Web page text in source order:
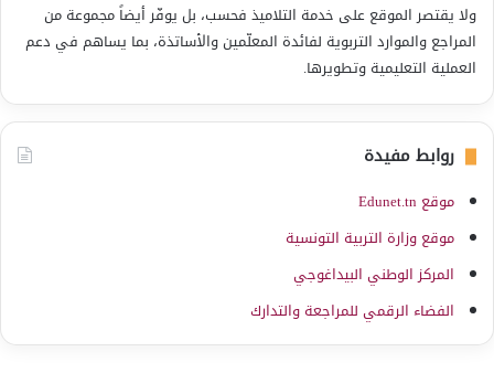
ولا يقتصر الموقع على خدمة التلاميذ فحسب، بل يوفّر أيضاً مجموعة من
المراجع والموارد التربوية لفائدة المعلّمين والأساتذة، بما يساهم في دعم
العملية التعليمية وتطويرها.
روابط مفيدة
موقع Edunet.tn
موقع وزارة التربية التونسية
المركز الوطني البيداغوجي
الفضاء الرقمي للمراجعة والتدارك